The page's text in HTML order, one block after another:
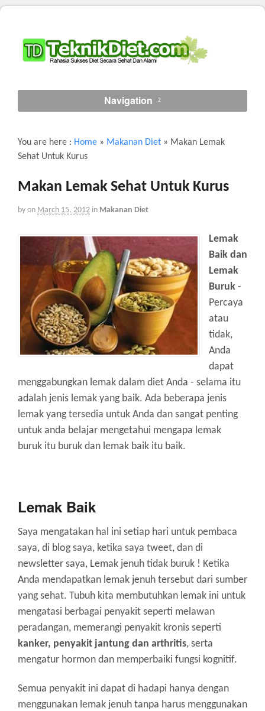
Navigation
You are here : Home » Makanan Diet » Makan Lemak
Sehat Untuk Kurus
Makan Lemak Sehat Untuk Kurus
by on March 15, 2012 in Makanan Diet
Lemak
Baik dan
Lemak
Buruk -
Percaya
atau
tidak,
Anda
dapat
menggabungkan lemak dalam diet Anda - selama itu
adalah jenis lemak yang baik. Ada beberapa jenis
lemak yang tersedia untuk Anda dan sangat penting
untuk anda belajar mengetahui mengapa lemak
buruk itu buruk dan lemak baik itu baik.
Lemak Baik
Saya mengatakan hal ini setiap hari untuk pembaca
saya, di blog saya, ketika saya tweet, dan di
newsletter saya, Lemak jenuh tidak buruk ! Ketika
Anda mendapatkan lemak jenuh tersebut dari sumber
yang sehat. Tubuh kita membutuhkan lemak ini untuk
mengatasi berbagai penyakit seperti melawan
peradangan, memerangi penyakit kronis seperti
kanker, penyakit jantung dan arthritis, serta
mengatur hormon dan memperbaiki fungsi kognitif.
Semua penyakit ini dapat di hadapi hanya dengan
menggunakan lemak jenuh tanpa harus menggunakan